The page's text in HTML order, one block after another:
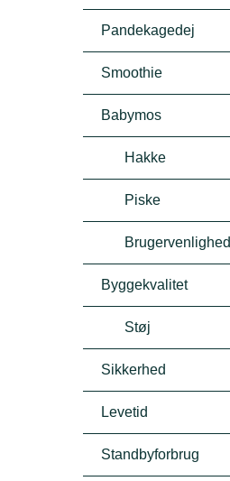
Pandekagedej
Smoothie
Babymos
Hakke
Piske
Brugervenlighed
Byggekvalitet
Støj
Sikkerhed
Levetid
Standbyforbrug